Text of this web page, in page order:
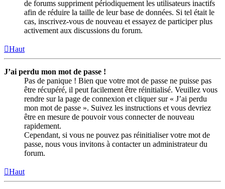
de forums suppriment périodiquement les utilisateurs inactifs
afin de réduire la taille de leur base de données. Si tel était le
cas, inscrivez-vous de nouveau et essayez de participer plus
activement aux discussions du forum.
Haut
J’ai perdu mon mot de passe !
Pas de panique ! Bien que votre mot de passe ne puisse pas
être récupéré, il peut facilement être réinitialisé. Veuillez vous
rendre sur la page de connexion et cliquer sur « J’ai perdu
mon mot de passe ». Suivez les instructions et vous devriez
être en mesure de pouvoir vous connecter de nouveau
rapidement.
Cependant, si vous ne pouvez pas réinitialiser votre mot de
passe, nous vous invitons à contacter un administrateur du
forum.
Haut